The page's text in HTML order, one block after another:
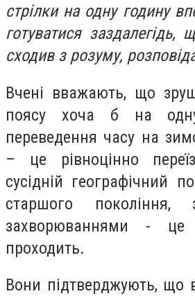
стрілки на одну годину
готуватися заздалегідь,
сходив з розуму,
Вчені вважають, що
поясу хоча б на
переведення часу на
– це рівноцінно
сусідній географічний
старшого покоління,
захворюваннями - це
проходить.
Вони підтверджують, що